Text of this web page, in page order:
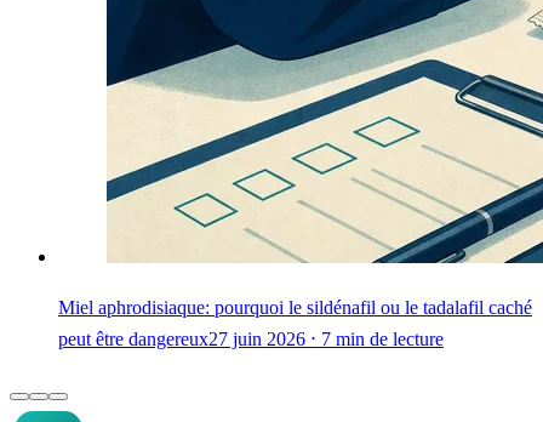
Miel aphrodisiaque: pourquoi le sildénafil ou le tadalafil caché
peut être dangereux27 juin 2026 ⋅ 7 min de lecture